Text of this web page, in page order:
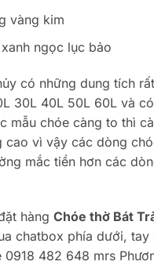
vàng kim
ngọc lục bảo
có những dung tích
30L 40L 50L 60L và
mẫu chóe càng to thì
cao vì vậy các dòng
mắc tiền hơn các
hàng Chóe thờ Bát
chatbox phía dưới, tay
0918 482 648 mrs